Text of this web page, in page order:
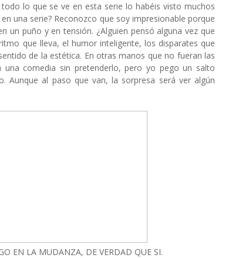
lo que se ve en esta serie lo habéis visto muchos
una serie? Reconozco que soy impresionable porque
un puño y en tensión. ¿Alguien pensó alguna vez que
que lleva, el humor inteligente, los disparates que
de la estética. En otras manos que no fueran las
una comedia sin pretenderlo, pero yo pego un salto
Aunque al paso que van, la sorpresa será ver algún
EN LA MUDANZA, DE VERDAD QUE SI.